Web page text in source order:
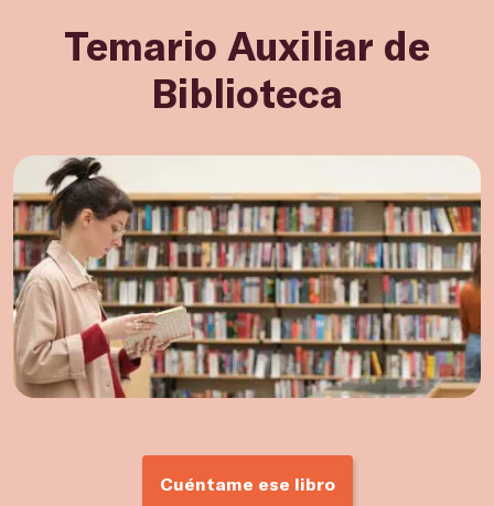
Temario Auxiliar de
Biblioteca
Cuéntame ese libro